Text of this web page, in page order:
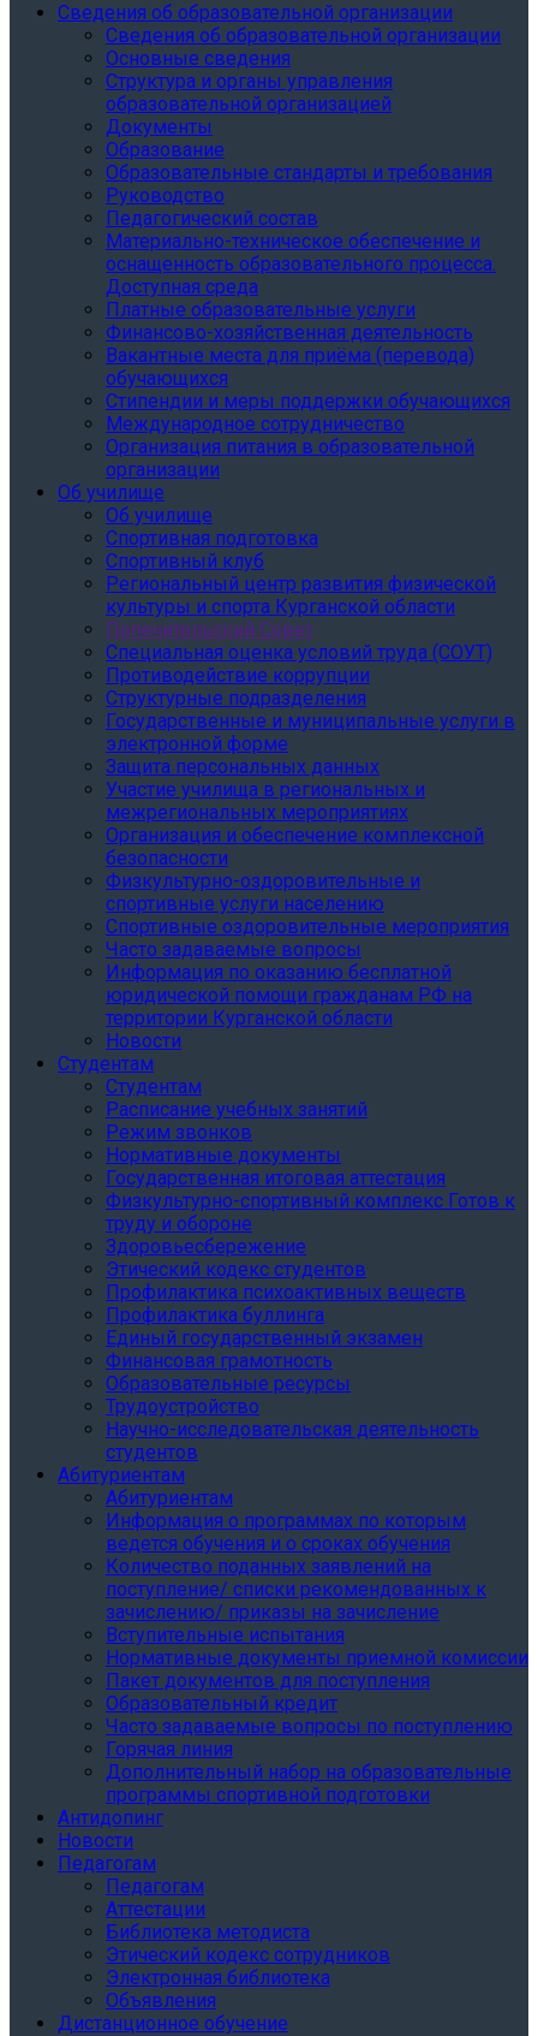
Сведения об образовательной организации
Сведения об образовательной организации
Основные сведения
Структура и органы управления
образовательной организацией
Документы
Образование
Образовательные стандарты и требования
Руководство
Педагогический состав
Материально-техническое обеспечение и
оснащенность образовательного процесса.
Доступная среда
Платные образовательные услуги
Финансово-хозяйственная деятельность
Вакантные места для приёма (перевода)
обучающихся
Стипендии и меры поддержки обучающихся
Международное сотрудничество
Организация питания в образовательной
организации
Об училище
Об училище
Спортивная подготовка
Спортивный клуб
Региональный центр развития физической
культуры и спорта Курганской области
Попечительский Совет
Специальная оценка условий труда (СОУТ)
Противодействие коррупции
Структурные подразделения
Государственные и муниципальные услуги в
электронной форме
Защита персональных данных
Участие училища в региональных и
межрегиональных мероприятиях
Организация и обеспечение комплексной
безопасности
Физкультурно-оздоровительные и
спортивные услуги населению
Спортивные оздоровительные мероприятия
Часто задаваемые вопросы
Информация по оказанию бесплатной
юридической помощи гражданам РФ на
территории Курганской области
Новости
Студентам
Студентам
Расписание учебных занятий
Режим звонков
Нормативные документы
Государственная итоговая аттестация
Физкультурно-спортивный комплекс Готов к
труду и обороне
Здоровьесбережение
Этический кодекс студентов
Профилактика психоактивных веществ
Профилактика буллинга
Единый государственный экзамен
Финансовая грамотность
Образовательные ресурсы
Трудоустройство
Научно-исследовательская деятельность
студентов
Абитуриентам
Абитуриентам
Информация о программах по которым
ведется обучения и о сроках обучения
Количество поданных заявлений на
поступление/ списки рекомендованных к
зачислению/ приказы на зачисление
Вступительные испытания
Нормативные документы приемной комиссии
Пакет документов для поступления
Образовательный кредит
Часто задаваемые вопросы по поступлению
Горячая линия
Дополнительный набор на образовательные
программы спортивной подготовки
Антидопинг
Новости
Педагогам
Педагогам
Аттестации
Библиотека методиста
Этический кодекс сотрудников
Электронная библиотека
Объявления
Дистанционное обучение